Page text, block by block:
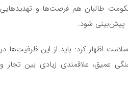
طالبان هم فرصت‌ها و تهدیدهایی
پیش‌بینی شود.
اظهار کرد: باید از این ظرفیت‌ها در
عمیق، علاقمندی زیادی بین تجار و